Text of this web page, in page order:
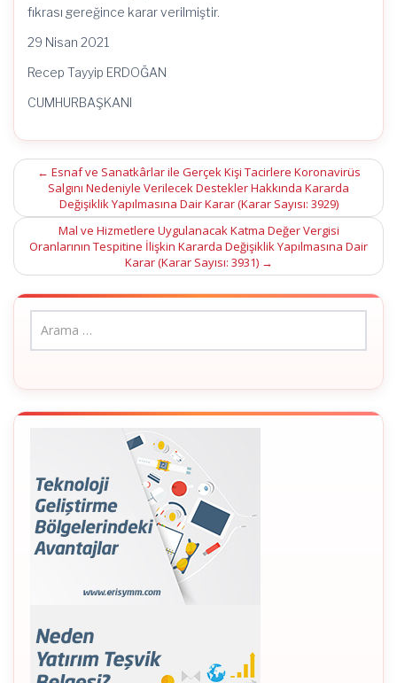
fıkrası gereğince karar verilmiştir.
29 Nisan 2021
Recep Tayyip ERDOĞAN
CUMHURBAŞKANI
Post
navigation
← Esnaf ve Sanatkârlar ile Gerçek Kişi Tacirlere Koronavirüs
Salgını Nedeniyle Verilecek Destekler Hakkında Kararda
Değişiklik Yapılmasına Dair Karar (Karar Sayısı: 3929)
Mal ve Hizmetlere Uygulanacak Katma Değer Vergisi
Oranlarının Tespitine İlişkin Kararda Değişiklik Yapılmasına Dair
Karar (Karar Sayısı: 3931) →